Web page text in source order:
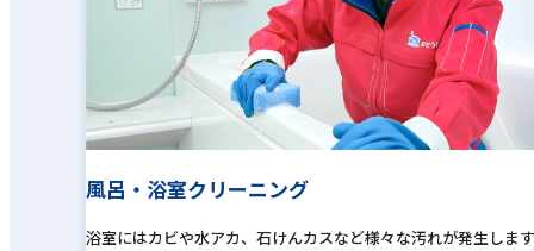
風呂・浴室クリーニング
浴室にはカビや水アカ、石けんカスなど様々な汚れが発生しま